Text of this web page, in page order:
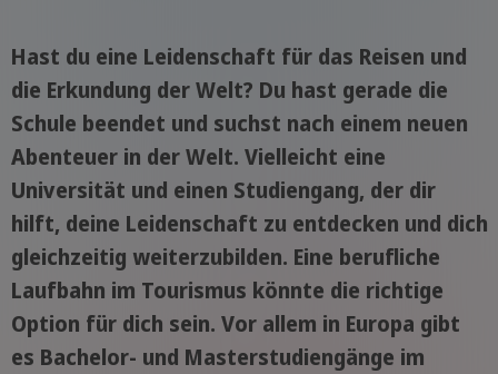
Hast du eine Leidenschaft für das Reisen und
die Erkundung der Welt? Du hast gerade die
Schule beendet und suchst nach einem neuen
Abenteuer in der Welt. Vielleicht eine
Universität und einen Studiengang, der dir
hilft, deine Leidenschaft zu entdecken und dich
gleichzeitig weiterzubilden. Eine berufliche
Laufbahn im Tourismus könnte die richtige
Option für dich sein. Vor allem in Europa gibt
es Bachelor- und Masterstudiengänge im